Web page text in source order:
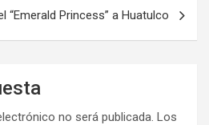
“Emerald Princess” a Huatulco
no será publicada. Los